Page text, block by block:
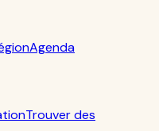
Agenda
Trouver des